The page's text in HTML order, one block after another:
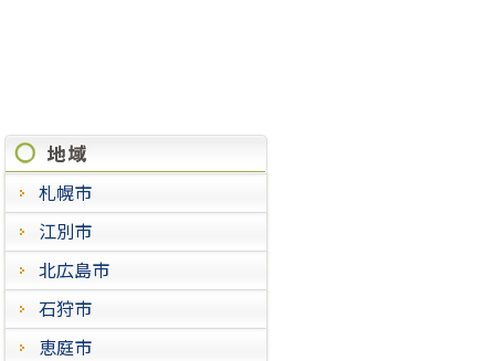
札幌市
江別市
北広島市
石狩市
恵庭市